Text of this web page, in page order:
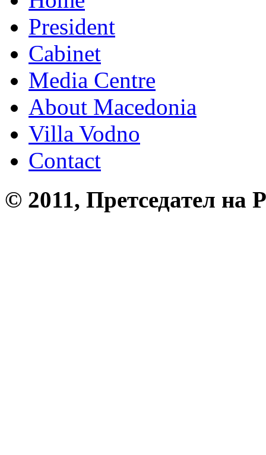
President
Cabinet
Media Centre
About Macedonia
Villa Vodno
Contact
© 2011, Претседател на